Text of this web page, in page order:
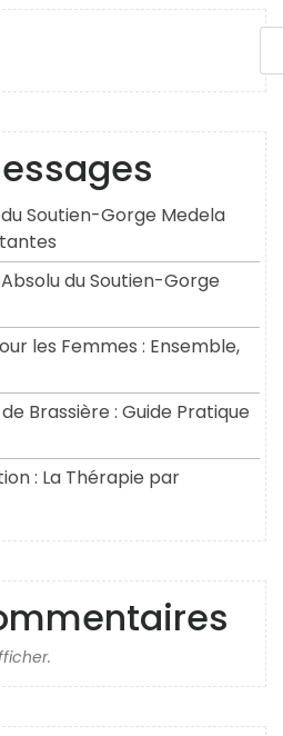
Soutien-Gorge Medela
du Soutien-Gorge
les Femmes : Ensemble,
Brassière : Guide Pratique
: La Thérapie par